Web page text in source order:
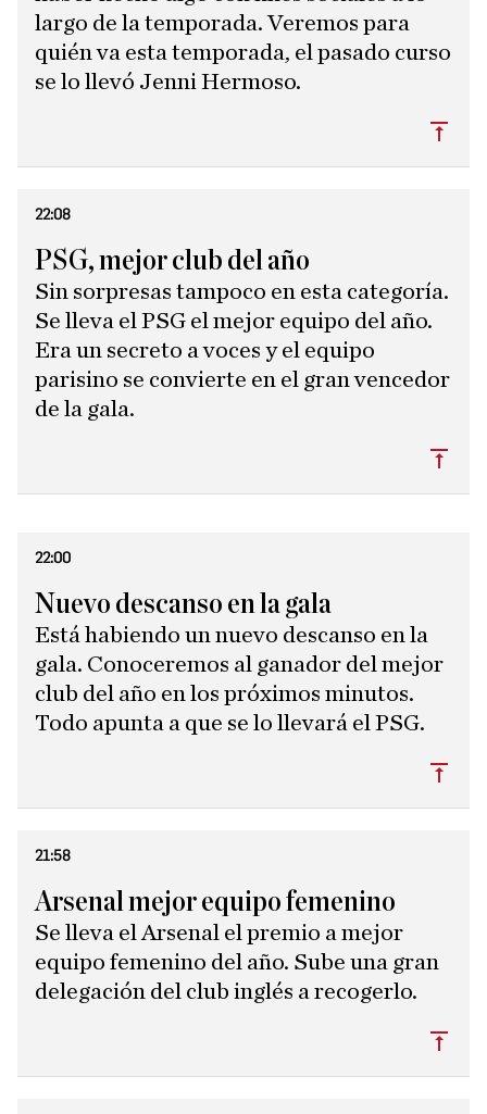
largo de la temporada. Veremos para
quién va esta temporada, el pasado curso
se lo llevó Jenni Hermoso.
22:08
PSG, mejor club del año
Sin sorpresas tampoco en esta categoría.
Se lleva el PSG el mejor equipo del año.
Era un secreto a voces y el equipo
parisino se convierte en el gran vencedor
de la gala.
22:00
Nuevo descanso en la gala
Está habiendo un nuevo descanso en la
gala. Conoceremos al ganador del mejor
club del año en los próximos minutos.
Todo apunta a que se lo llevará el PSG.
21:58
Arsenal mejor equipo femenino
Se lleva el Arsenal el premio a mejor
equipo femenino del año. Sube una gran
delegación del club inglés a recogerlo.